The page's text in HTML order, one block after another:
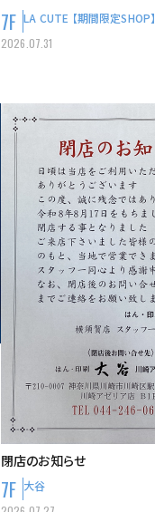
7F LA CUTE 【期間限定SHOP】
2026.07.31
閉店のお知らせ
7F 大谷